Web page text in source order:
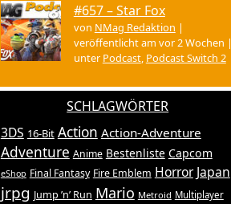
#657 – Star Fox
von NMag Redaktion |
veröffentlicht am vor 2 Wochen |
unter Podcast, Podcast Switch 2
SCHLAGWÖRTER
3DS 16-Bit Action Action-Adventure
Adventure Anime Bestenliste Capcom
eShop Final Fantasy Fire Emblem Horror Japan
jrpg Jump ’n’ Run Mario Metroid Multiplayer